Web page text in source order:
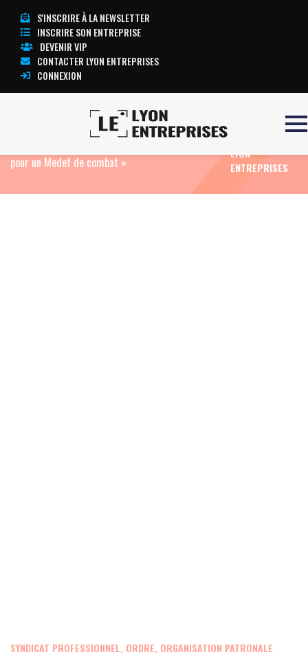
S'INSCRIRE À LA NEWSLETTER
INSCRIRE SON ENTREPRISE
DEVENIR VIP
CONTACTER LYON ENTREPRISES
CONNEXION
Pierre Gattaz, candidat à la
pour un Medef de combat »
LYON
ENTREPRISES
SYNDICAT PROFESSIONNEL, ORDRE, ORGANISATION PATRONALE